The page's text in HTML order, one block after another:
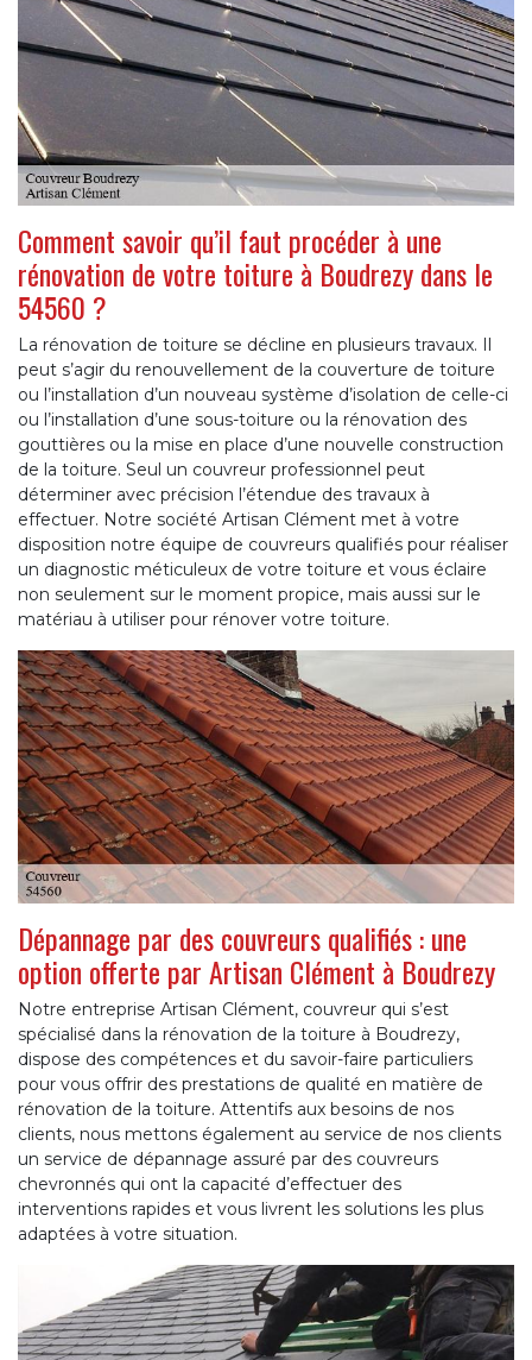
Comment savoir qu’il faut procéder à une
rénovation de votre toiture à Boudrezy dans le
54560 ?
La rénovation de toiture se décline en plusieurs travaux. Il
peut s’agir du renouvellement de la couverture de toiture
ou l’installation d’un nouveau système d’isolation de celle-ci
ou l’installation d’une sous-toiture ou la rénovation des
gouttières ou la mise en place d’une nouvelle construction
de la toiture. Seul un couvreur professionnel peut
déterminer avec précision l’étendue des travaux à
effectuer. Notre société Artisan Clément met à votre
disposition notre équipe de couvreurs qualifiés pour réaliser
un diagnostic méticuleux de votre toiture et vous éclaire
non seulement sur le moment propice, mais aussi sur le
matériau à utiliser pour rénover votre toiture.
Dépannage par des couvreurs qualifiés : une
option offerte par Artisan Clément à Boudrezy
Notre entreprise Artisan Clément, couvreur qui s’est
spécialisé dans la rénovation de la toiture à Boudrezy,
dispose des compétences et du savoir-faire particuliers
pour vous offrir des prestations de qualité en matière de
rénovation de la toiture. Attentifs aux besoins de nos
clients, nous mettons également au service de nos clients
un service de dépannage assuré par des couvreurs
chevronnés qui ont la capacité d’effectuer des
interventions rapides et vous livrent les solutions les plus
adaptées à votre situation.